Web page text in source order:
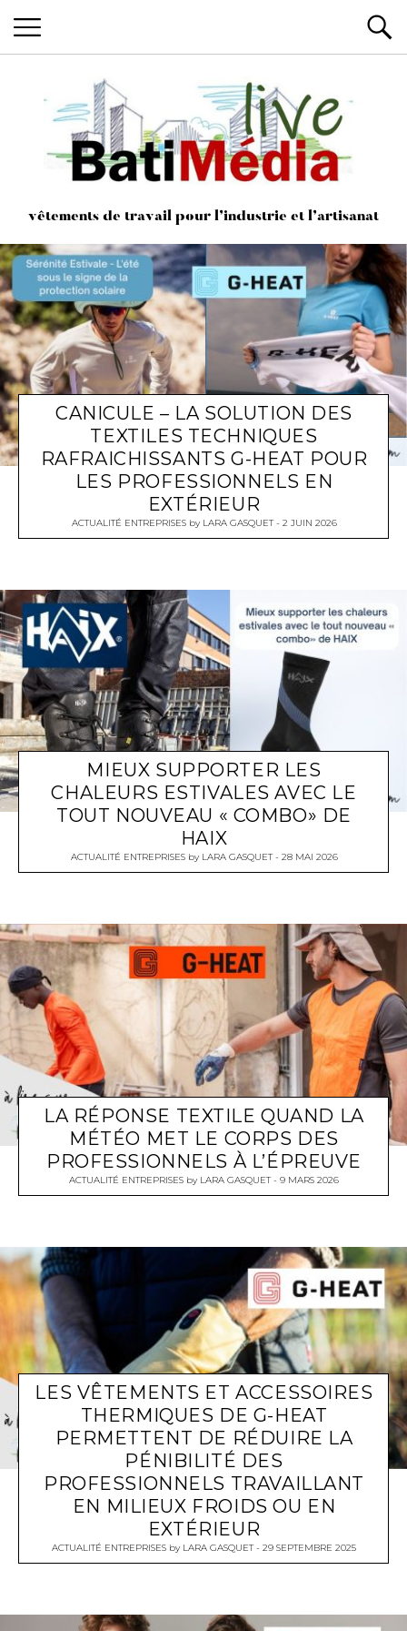
Batimedialive
Les News du Bâtiment, en live
vêtements de travail pour l’industrie et l’artisanat
CANICULE – LA SOLUTION DES
TEXTILES TECHNIQUES
RAFRAICHISSANTS G-HEAT POUR
LES PROFESSIONNELS EN
EXTÉRIEUR
ACTUALITÉ ENTREPRISESby LARA GASQUET 2 JUIN 2026
MIEUX SUPPORTER LES
CHALEURS ESTIVALES AVEC LE
TOUT NOUVEAU « COMBO» DE
HAIX
ACTUALITÉ ENTREPRISESby LARA GASQUET 28 MAI 2026
LA RÉPONSE TEXTILE QUAND LA
MÉTÉO MET LE CORPS DES
PROFESSIONNELS À L’ÉPREUVE
ACTUALITÉ ENTREPRISES by LARA GASQUET 9 MARS 2026
LES VÊTEMENTS ET ACCESSOIRES
THERMIQUES DE G-HEAT
PERMETTENT DE RÉDUIRE LA
PÉNIBILITÉ DES
PROFESSIONNELS TRAVAILLANT
EN MILIEUX FROIDS OU EN
EXTÉRIEUR
ACTUALITÉ ENTREPRISES by LARA GASQUET 29 SEPTEMBRE 2025